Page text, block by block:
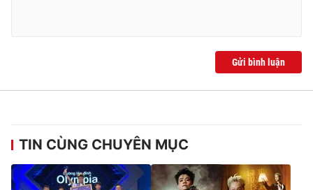
Gửi bình luận
TIN CÙNG CHUYÊN MỤC